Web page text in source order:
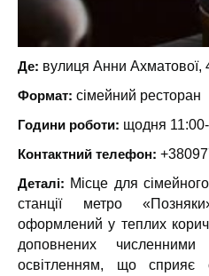
Де: вулиця Анни Ахматової,
Формат: сімейний ресторан
Години роботи: щодня
Контактний телефон:
Деталі: Місце для
станції метро
оформлений у теплих
доповнених
освітленням, що сприяє